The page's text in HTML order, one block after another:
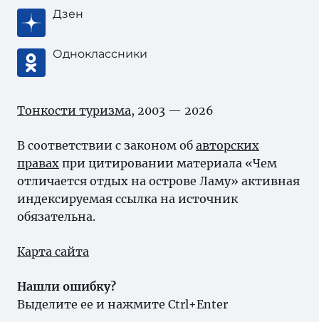
Дзен
Одноклассники
Тонкости туризма, 2003 — 2026
В соответствии с законом об авторских
правах при цитировании материала «Чем
отличается отдых на острове Ламу» активная
индексируемая ссылка на источник
обязательна.
Карта сайта
Нашли ошибку?
Выделите ее и нажмите Ctrl+Enter